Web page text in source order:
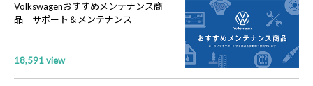
Volkswagenおすすめメンテナンス商
品 サポート＆メンテナンス
18,591 view